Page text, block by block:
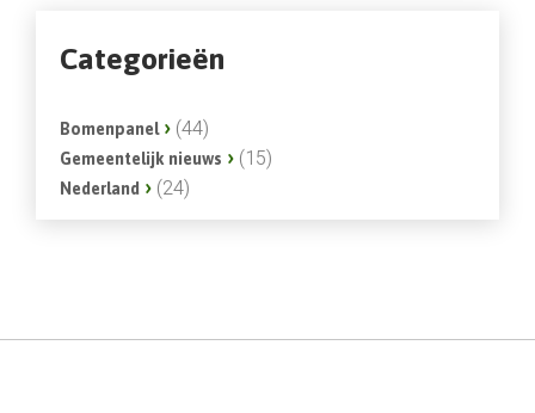
Categorieën
Bomenpanel (44)
Gemeentelijk nieuws (15)
Nederland (24)